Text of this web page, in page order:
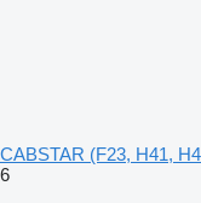
CABSTAR (F23, H41,
6